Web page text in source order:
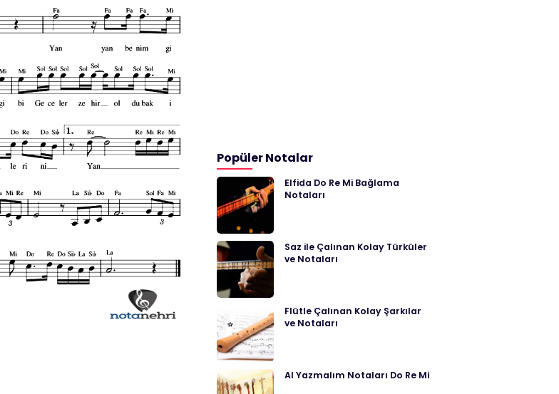
Popüler Notalar
Elfida Do Re Mi Bağlama
Notaları
Saz ile Çalınan Kolay Türküler
ve Notaları
Flütle Çalınan Kolay Şarkılar
ve Notaları
Al Yazmalım Notaları Do Re Mi